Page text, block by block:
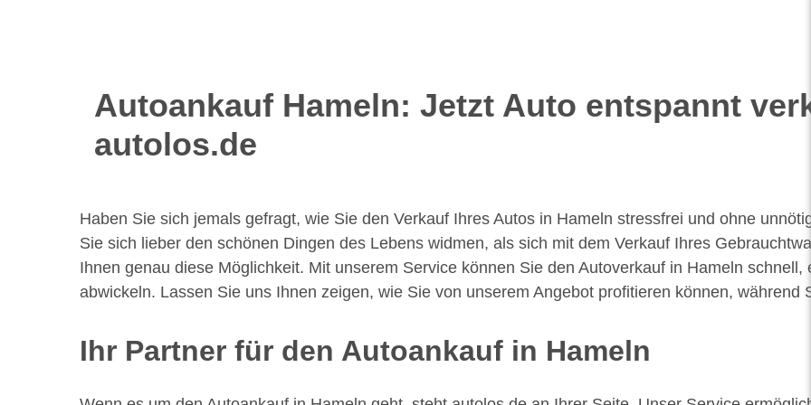
Autoankauf Hameln: Jetzt Auto entspannt
autolos.de
Haben Sie sich jemals gefragt, wie Sie den Verkauf Ihres Autos in Hameln stressfrei und ohne
Sie sich lieber den schönen Dingen des Lebens widmen, als sich mit dem Verkauf Ihres
Ihnen genau diese Möglichkeit. Mit unserem Service können Sie den Autoverkauf in Hameln schnell,
abwickeln. Lassen Sie uns Ihnen zeigen, wie Sie von unserem Angebot profitieren können, während
Ihr Partner für den Autoankauf in Hameln